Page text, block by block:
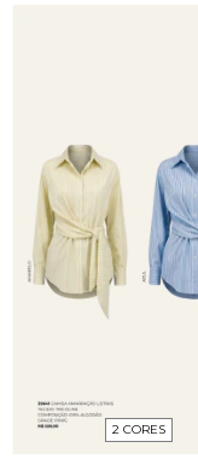
2 CORES